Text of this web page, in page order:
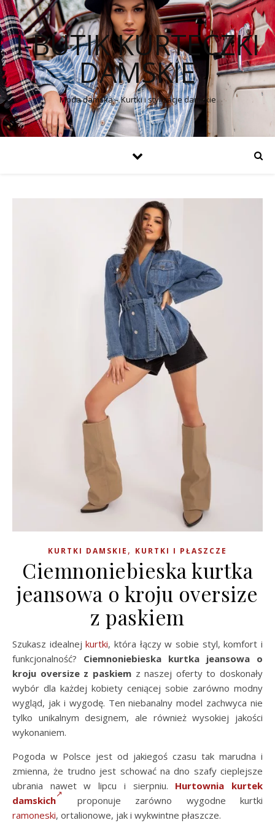
I-BUTIK KURTECZKI
DAMSKIE
Moda damska – Kurtki i stylizacje damskie
KURTKI DAMSKIE , KURTKI I PŁASZCZE
Ciemnoniebieska kurtka
jeansowa o kroju oversize
z paskiem
Szukasz idealnejkurtki, która łączy w sobie styl, komfort i
funkcjonalność? Ciemnoniebieska kurtka jeansowa o
kroju oversize z paskiemz naszej oferty to doskonały
wybór dla każdej kobiety ceniącej sobie zarówno modny
wygląd, jak i wygodę. Ten niebanalny model zachwyca nie
tylko unikalnym designem, ale również wysokiej jakości
wykonaniem.
Pogoda w Polsce jest od jakiegoś czasu tak marudna i
zmienna, że trudno jest schować na dno szafy cieplejsze
ubrania nawet w lipcu i sierpniu. Hurtownia kurtek
damskich
proponuje zarówno wygodne kurtki
ramoneski, ortalionowe, jak i wykwintne płaszcze.